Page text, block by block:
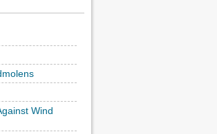
Wind